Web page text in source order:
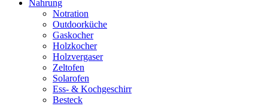
Nahrung
Notration
Outdoorküche
Gaskocher
Holzkocher
Holzvergaser
Zeltofen
Solarofen
Ess- & Kochgeschirr
Besteck